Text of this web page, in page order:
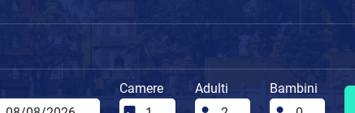
Camere Adulti
Bambini